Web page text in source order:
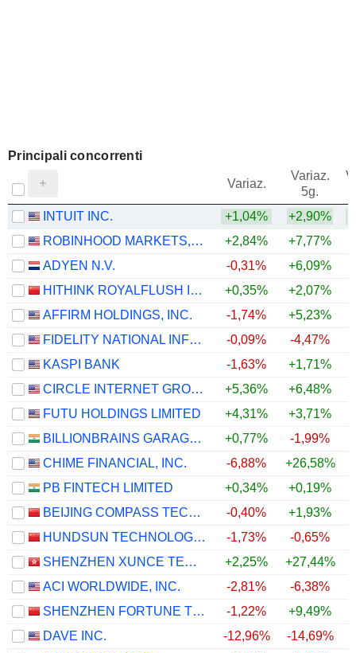
Principali concorrenti
Variaz.
Variaz.
5g.
INTUIT INC.
+1,04% +2,90%
ROBINHOOD MARKETS, INC.
+2,84% +7,77%
ADYEN N.V.
-0,31% +6,09%
HITHINK ROYALFLUSH INFORMATION NETWORK CO., LTD.
+0,35% +2,07%
AFFIRM HOLDINGS, INC.
-1,74% +5,23%
FIDELITY NATIONAL INFORMATION SERVICES, INC.
-0,09% -4,47%
KASPI BANK
-1,63% +1,71%
CIRCLE INTERNET GROUP, INC.
+5,36% +6,48%
FUTU HOLDINGS LIMITED
+4,31% +3,71%
BILLIONBRAINS GARAGE VENTURES LIMITED
+0,77% -1,99%
CHIME FINANCIAL, INC.
-6,88% +26,58%
PB FINTECH LIMITED
+0,34% +0,19%
BEIJING COMPASS TECHNOLOGY DEVELOPMENT CO., LTD.
-0,40% +1,93%
HUNDSUN TECHNOLOGIES INC.
-1,73% -0,65%
SHENZHEN XUNCE TECHNOLOGY CO., LTD.
+2,25% +27,44%
ACI WORLDWIDE, INC.
-2,81% -6,38%
SHENZHEN FORTUNE TREND TECHNOLOGY CO., LTD.
-1,22% +9,49%
DAVE INC.
-12,96% -14,69%